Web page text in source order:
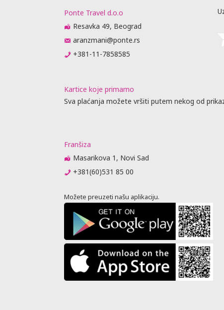
Ponte Travel d.o.o
Resavka 49, Beograd
aranzmani@ponte.rs
+381-11-7858585
Kartice koje primamo
Sva plaćanja možete vršiti putem nekog od
Franšiza
Masarikova 1, Novi Sad
+381(60)531 85 00
Možete preuzeti našu aplikaciju.